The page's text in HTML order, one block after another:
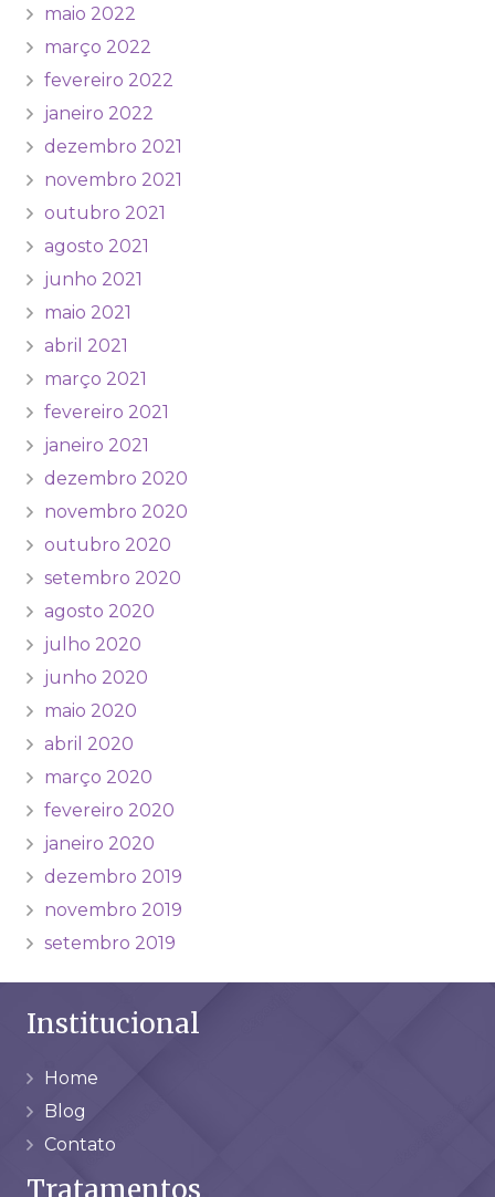
maio 2022
março 2022
fevereiro 2022
janeiro 2022
dezembro 2021
novembro 2021
outubro 2021
agosto 2021
junho 2021
maio 2021
abril 2021
março 2021
fevereiro 2021
janeiro 2021
dezembro 2020
novembro 2020
outubro 2020
setembro 2020
agosto 2020
julho 2020
junho 2020
maio 2020
abril 2020
março 2020
fevereiro 2020
janeiro 2020
dezembro 2019
novembro 2019
setembro 2019
Institucional
Home
Blog
Contato